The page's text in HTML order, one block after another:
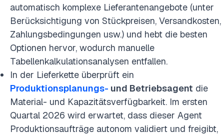
automatisch komplexe Lieferantenangebote (unter
Berücksichtigung von Stückpreisen, Versandkosten,
Zahlungsbedingungen usw.) und hebt die besten
Optionen hervor, wodurch manuelle
Tabellenkalkulationsanalysen entfallen.
In der Lieferkette überprüft ein
Produktionsplanungs- und Betriebsagent die
Material- und Kapazitätsverfügbarkeit. Im ersten
Quartal 2026 wird erwartet, dass dieser Agent
Produktionsaufträge autonom validiert und freigibt,